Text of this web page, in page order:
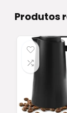
Produtos